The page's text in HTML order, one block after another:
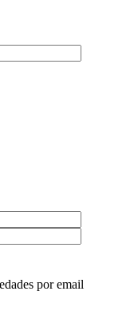
por email